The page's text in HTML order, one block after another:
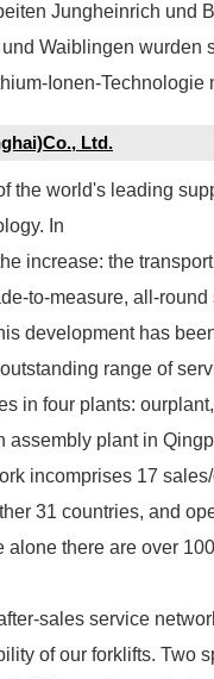
Jungheinrich und
Waiblingen wurden
Ionen-Technologie
Ltd.
the world's leading
In
increase: the
to-measure, all-
development has
range of
in four plants:
plant in
incomprises 17
31 countries, and
there are over
sales service
of our forklifts. Two